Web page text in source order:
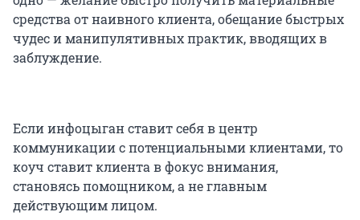
средства от наивного клиента, обещание быстрых
чудес и манипулятивных практик, вводящих в
заблуждение.
Если инфоцыган ставит себя в центр
коммуникации с потенциальными клиентами, то
коуч ставит клиента в фокус внимания,
становясь помощником, а не главным
действующим лицом.